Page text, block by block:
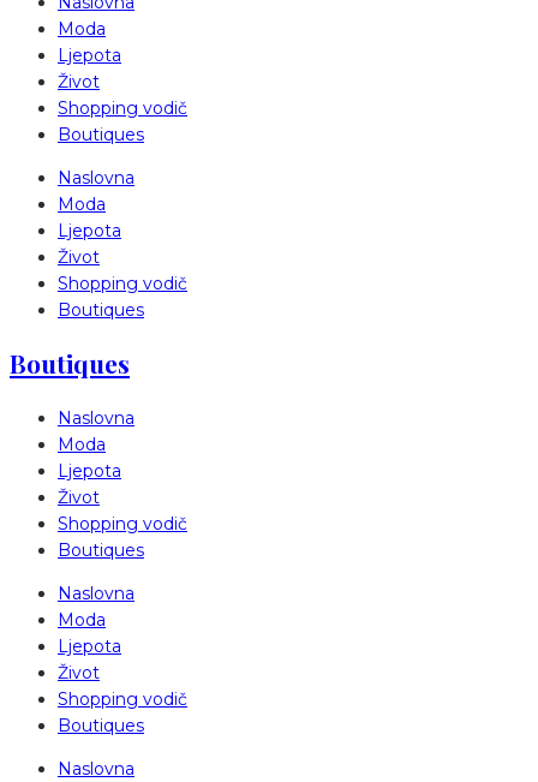
Moda
Ljepota
Život
Shopping vodič
Boutiques
Naslovna
Moda
Ljepota
Život
Shopping vodič
Boutiques
Boutiques
Naslovna
Moda
Ljepota
Život
Shopping vodič
Boutiques
Naslovna
Moda
Ljepota
Život
Shopping vodič
Boutiques
Naslovna